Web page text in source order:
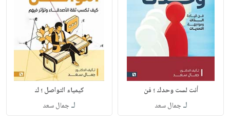
أنت لست وحدك ؛ فن
لـجمال سعد
كيمياء التواصل ؛ ك
لـجمال سعد